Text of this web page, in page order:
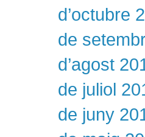
d’octubre
de
d’agost
de juliol
de juny